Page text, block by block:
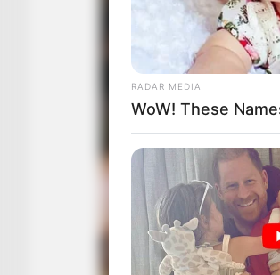
RADAR MEDIA
WoW! These